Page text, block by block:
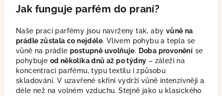
Jak funguje parfém do praní?
Naše prací parfémy jsou navrženy tak, aby vůně na
prádle zůstala co nejdéle. Vlivem pohybu a tepla se
vůně na prádlepostupně uvolňuje. Doba provonění se
pohybuje od několika dnů až po týdny – záleží na
koncentraci parfému, typu textilu i způsobu
skladování. V uzavřené skříni vydrží vůně intenzivněji a
déle než na volném vzduchu.Stejně jako u klasického